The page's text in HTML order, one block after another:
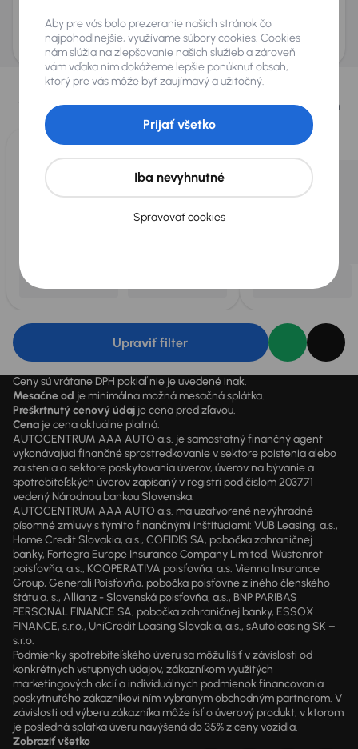
AURES Holdings a.s., so sídlom Dopravákov 874/15, Čimice, 184 00 Praha 8 bude
uchovávať a spracovávať vaše osobné údaje v súlade so zásadami ochrany a
spracovania osobných údajov.
Vybrali sme pre vás
Vyberáme pre vás tienajlepšie vozidláz našej ponuky. Každý deň
pre vás vykúpimeaž 400 vozidiel
Upraviť filter
Ceny sú vrátane DPH pokiaľ nie je uvedené inak.
Mesačne od je minimálna možná mesačná splátka.
Preškrtnutý cenový údaj je cena pred zľavou.
Cena je cena aktuálne platná.
AUTOCENTRUM AAA AUTO a.s. je samostatný finančný agent
vykonávajúci finančné sprostredkovanie v sektore poistenia alebo
zaistenia a sektore poskytovania úverov, úverov na bývanie a
spotrebiteľských úverov zapísaný v registri pod číslom 203771
vedený Národnou bankou Slovenska.
AUTOCENTRUM AAA AUTO a.s. má uzatvorené nevýhradné
písomné zmluvy s týmito finančnými inštitúciami: VÚB Leasing, a.s.,
Home Credit Slovakia, a.s., COFIDIS SA, pobočka zahraničnej
banky, Fortegra Europe Insurance Company Limited, Wüstenrot
poisťovňa, a.s., KOOPERATIVA poisťovňa, a.s. Vienna Insurance
Group, Generali Poisťovňa, pobočka poisťovne z iného členského
štátu a. s., Allianz - Slovenská poisťovňa, a.s., BNP PARIBAS
PERSONAL FINANCE SA, pobočka zahraničnej banky, ESSOX
FINANCE, s.r.o., UniCredit Leasing Slovakia, a.s., sAutoleasing SK –
s.r.o.
Podmienky spotrebiteľského úveru sa môžu líšiť v závislosti od
konkrétnych vstupných údajov, zákazníkom využitých
marketingových akcií a individuálnych podmienok financovania
poskytnutého zákazníkovi ním vybraným obchodným partnerom. V
závislosti od výberu zákazníka môže ísť o úverový produkt, v ktorom
je posledná splátka úveru navýšená do 35% z ceny vozidla.
Zobraziť všetko
Aby pre vás bolo prezeranie našich stránok čo
najpohodlnejšie, využívame súbory cookies. Cookies
nám slúžia na zlepšovanie našich služieb a zároveň
vám vďaka nim dokážeme lepšie ponúknuť obsah,
ktorý pre vás môže byť zaujímavý a užitočný.
Spravovať cookies
Iba nevyhnutné
Prijať všetko